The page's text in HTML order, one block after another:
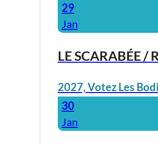
29
Jan
LE SCARABÉE /
2027, Votez Les
30
Jan